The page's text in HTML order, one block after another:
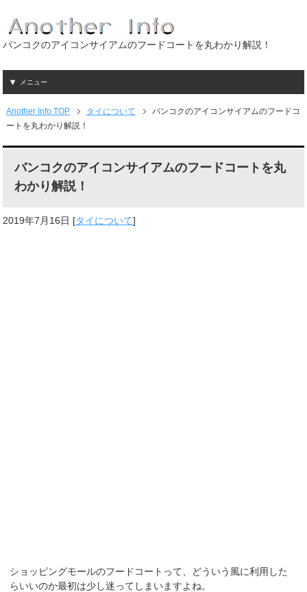
バンコクのアイコンサイアムのフードコートを丸わかり解説！
メニュー
Another Info TOP タイについて
バンコクのアイコンサイアムのフードコ
ートを丸わかり解説！
バンコクのアイコンサイアムのフードコートを丸
わかり解説！
2019年7月16日 [タイについて]
ショッピングモールのフードコートって、どういう風に利用した
らいいのか最初は少し迷ってしまいますよね。